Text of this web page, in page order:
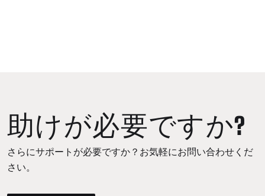
助けが必要ですか?
さらにサポートが必要ですか？お気軽にお問い合わせくだ
さい。